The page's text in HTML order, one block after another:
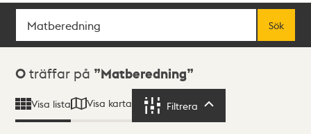
Sök
Sök
Sökresultat
0 träffar på Matberedning
Visa lista Visa karta Filtrera